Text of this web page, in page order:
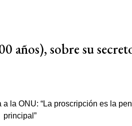
años), sobre su